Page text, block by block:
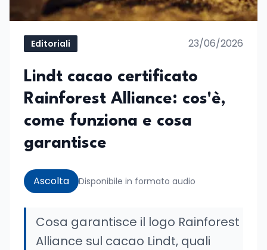
Editoriali 23/06/2026
Lindt cacao certificato
Rainforest Alliance: cos'è,
come funziona e cosa
garantisce
Ascolta Disponibile in formato audio
Cosa garantisce il logo Rainforest
Alliance sul cacao Lindt, quali